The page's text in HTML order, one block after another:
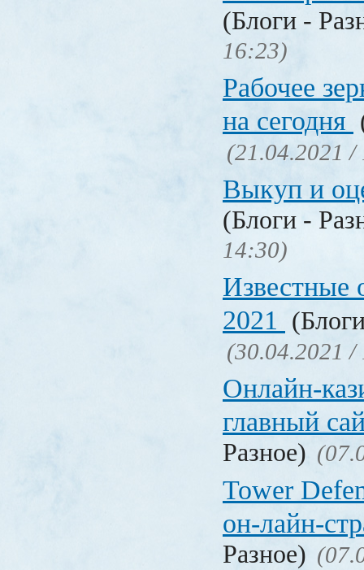
(Блоги -
16:23)
Рабочее
на сегодня
(21.04.2021 /
Выкуп и
(Блоги -
14:30)
Известные
2021
(30.04.2021 /
Онлайн-
главный
Разное)
Tower
он-лайн-
Разное)